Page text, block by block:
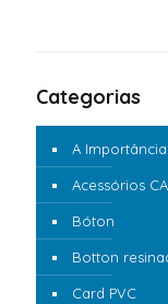
Categorias
A
Acessórios
Bóton
Botton
Card PVC